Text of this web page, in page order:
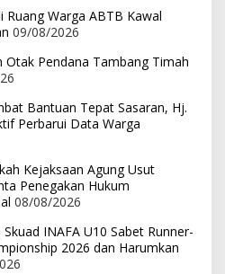
Ruang Warga ABTB Kawal
09/08/2026
Otak Pendana Tambang Timah
Bantuan Tepat Sasaran, Hj.
Perbarui Data Warga
Kejaksaan Agung Usut
Penegakan Hukum
08/08/2026
INAFA U10 Sabet Runner-
2026 dan Harumkan